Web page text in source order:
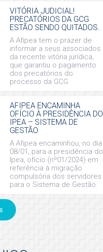
VITÓRIA JUDICIAL!
PRECATÓRIOS DA GCG
ESTÃO SENDO QUITADOS.
A Afipea tem o prazer de
informar a seus associados
da recente vitória jurídica,
que garantiu o pagamento
dos precatórios do
processo da GCG.
AFIPEA ENCAMINHA
OFÍCIO À PRESIDÊNCIA DO
IPEA – SISTEMA DE
GESTÃO
A Afipea encaminhou, no dia
08/01, para a presidência do
Ipea, ofício (nº01/2024) em
referência à migração
compulsória dos servidores
para o Sistema de Gestão.